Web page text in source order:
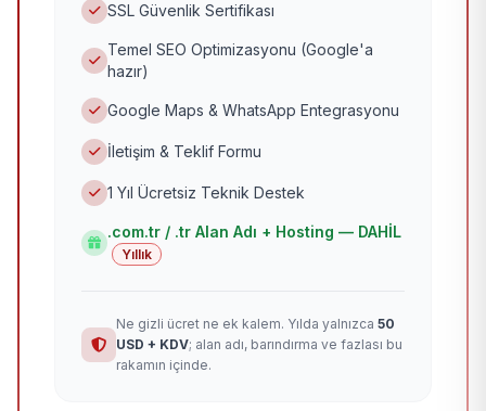
SSL Güvenlik Sertifikası
Temel SEO Optimizasyonu (Google'a
hazır)
Google Maps & WhatsApp Entegrasyonu
İletişim & Teklif Formu
1 Yıl Ücretsiz Teknik Destek
.com.tr / .tr Alan Adı + Hosting — DAHİL
Yıllık
Ne gizli ücret ne ek kalem. Yılda yalnızca 50
USD + KDV; alan adı, barındırma ve fazlası bu
rakamın içinde.